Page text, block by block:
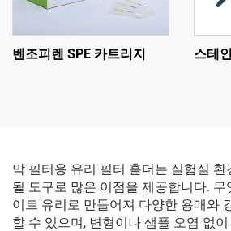
벤조피렌 SPE 카트리지 스테
막 필터용 유리 필터 홀더는 실험실
될 도구로 많은 이점을 제공합니다. 무
이트 유리로 만들어져 다양한 용매와
할 수 있으며, 변형이나 샘플 오염 없